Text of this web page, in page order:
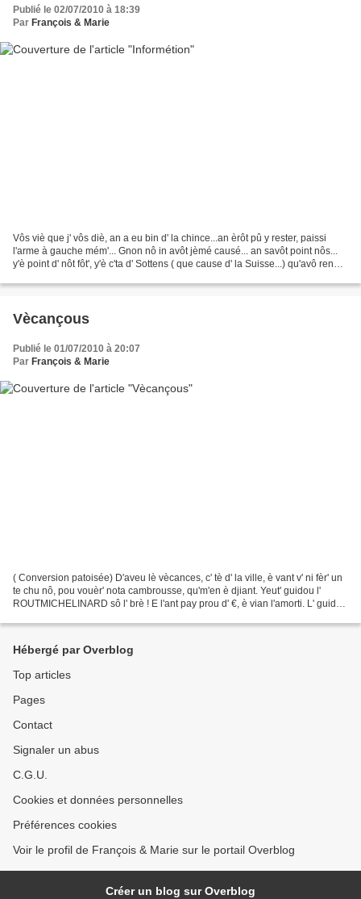
Publié le 02/07/2010 à 18:39
Par François & Marie
Vôs viè que j' vôs diè, an a eu bin d' la chince...an èrôt pû y rester, paissi
l'arme à gauche mém'... Gnon nô in avôt jèmé causé... an savôt point nôs...
y'è point d' nôt fôt', y'è c'ta d' Sottens ( que cause d' la Suisse...) qu'avô ren
Vècançous
Publié le 01/07/2010 à 20:07
Par François & Marie
( Conversion patoisée) D'aveu lè vècances, c' tè d' la ville, è vant v' ni fèr' un
te chu nô, pou vouèr' nota cambrousse, qu'm'en è djiant. Yeut' guidou l'
ROUTMICHELINARD sô l' brè ! E l'ant pay prou d' €, è vian l'amorti. L' guidou
Hébergé par Overblog
Top articles
Pages
Contact
Signaler un abus
C.G.U.
Cookies et données personnelles
Préférences cookies
Voir le profil de François & Marie sur le portail Overblog
Créer un blog sur Overblog